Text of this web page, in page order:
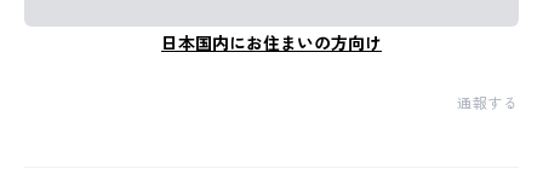
日本国内にお住まいの方向け
通報する